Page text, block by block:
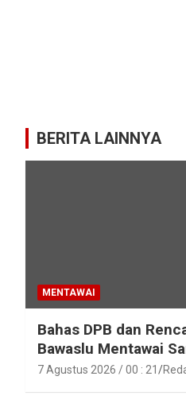
BERITA LAINNYA
MENTAWAI
Bahas DPB dan
Bawaslu Mentawai
Polres Mentawai
7 Agustus 2026 / 00 : 21